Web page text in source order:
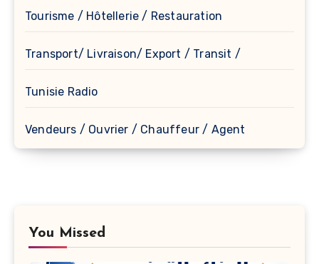
Tourisme / Hôtellerie / Restauration
Transport/ Livraison/ Export / Transit /
Tunisie Radio
Vendeurs / Ouvrier / Chauffeur / Agent
You Missed